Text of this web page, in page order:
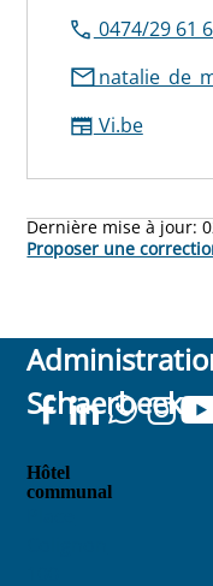
0474/29 61
Vi.be
Dernière mise à jour:
Proposer une
Schaerbeek
Hôtel
communal